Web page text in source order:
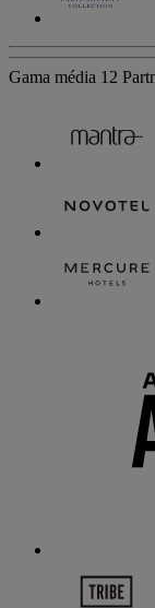
Gama média 12